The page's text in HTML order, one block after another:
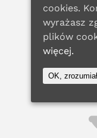
cookies.
wyrażasz
plików
więcej.
OK,